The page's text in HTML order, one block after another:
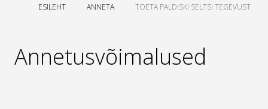
ESILEHT ANNETA TOETA PALDISKI SELTSI TEGEVUST
Annetusvõimalused